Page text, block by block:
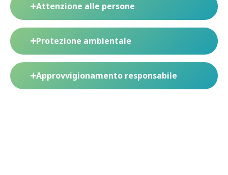
Attenzione alle persone
Protezione ambientale
Approvvigionamento responsabile